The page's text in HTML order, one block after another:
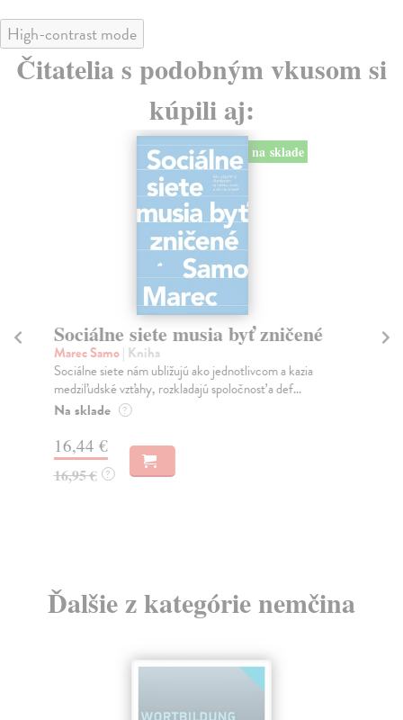
High-contrast mode
Čitatelia s podobným vkusom si
kúpili aj:
na sklade
Sociálne siete musia byť zničené
Marec Samo| Kniha
Sociálne siete nám ubližujú ako jednotlivcom a kazia
medziľudské vzťahy, rozkladajú spoločnosť a def...
Na sklade ?
16,44 €
16,95 € ?
Ďalšie z kategórie nemčina